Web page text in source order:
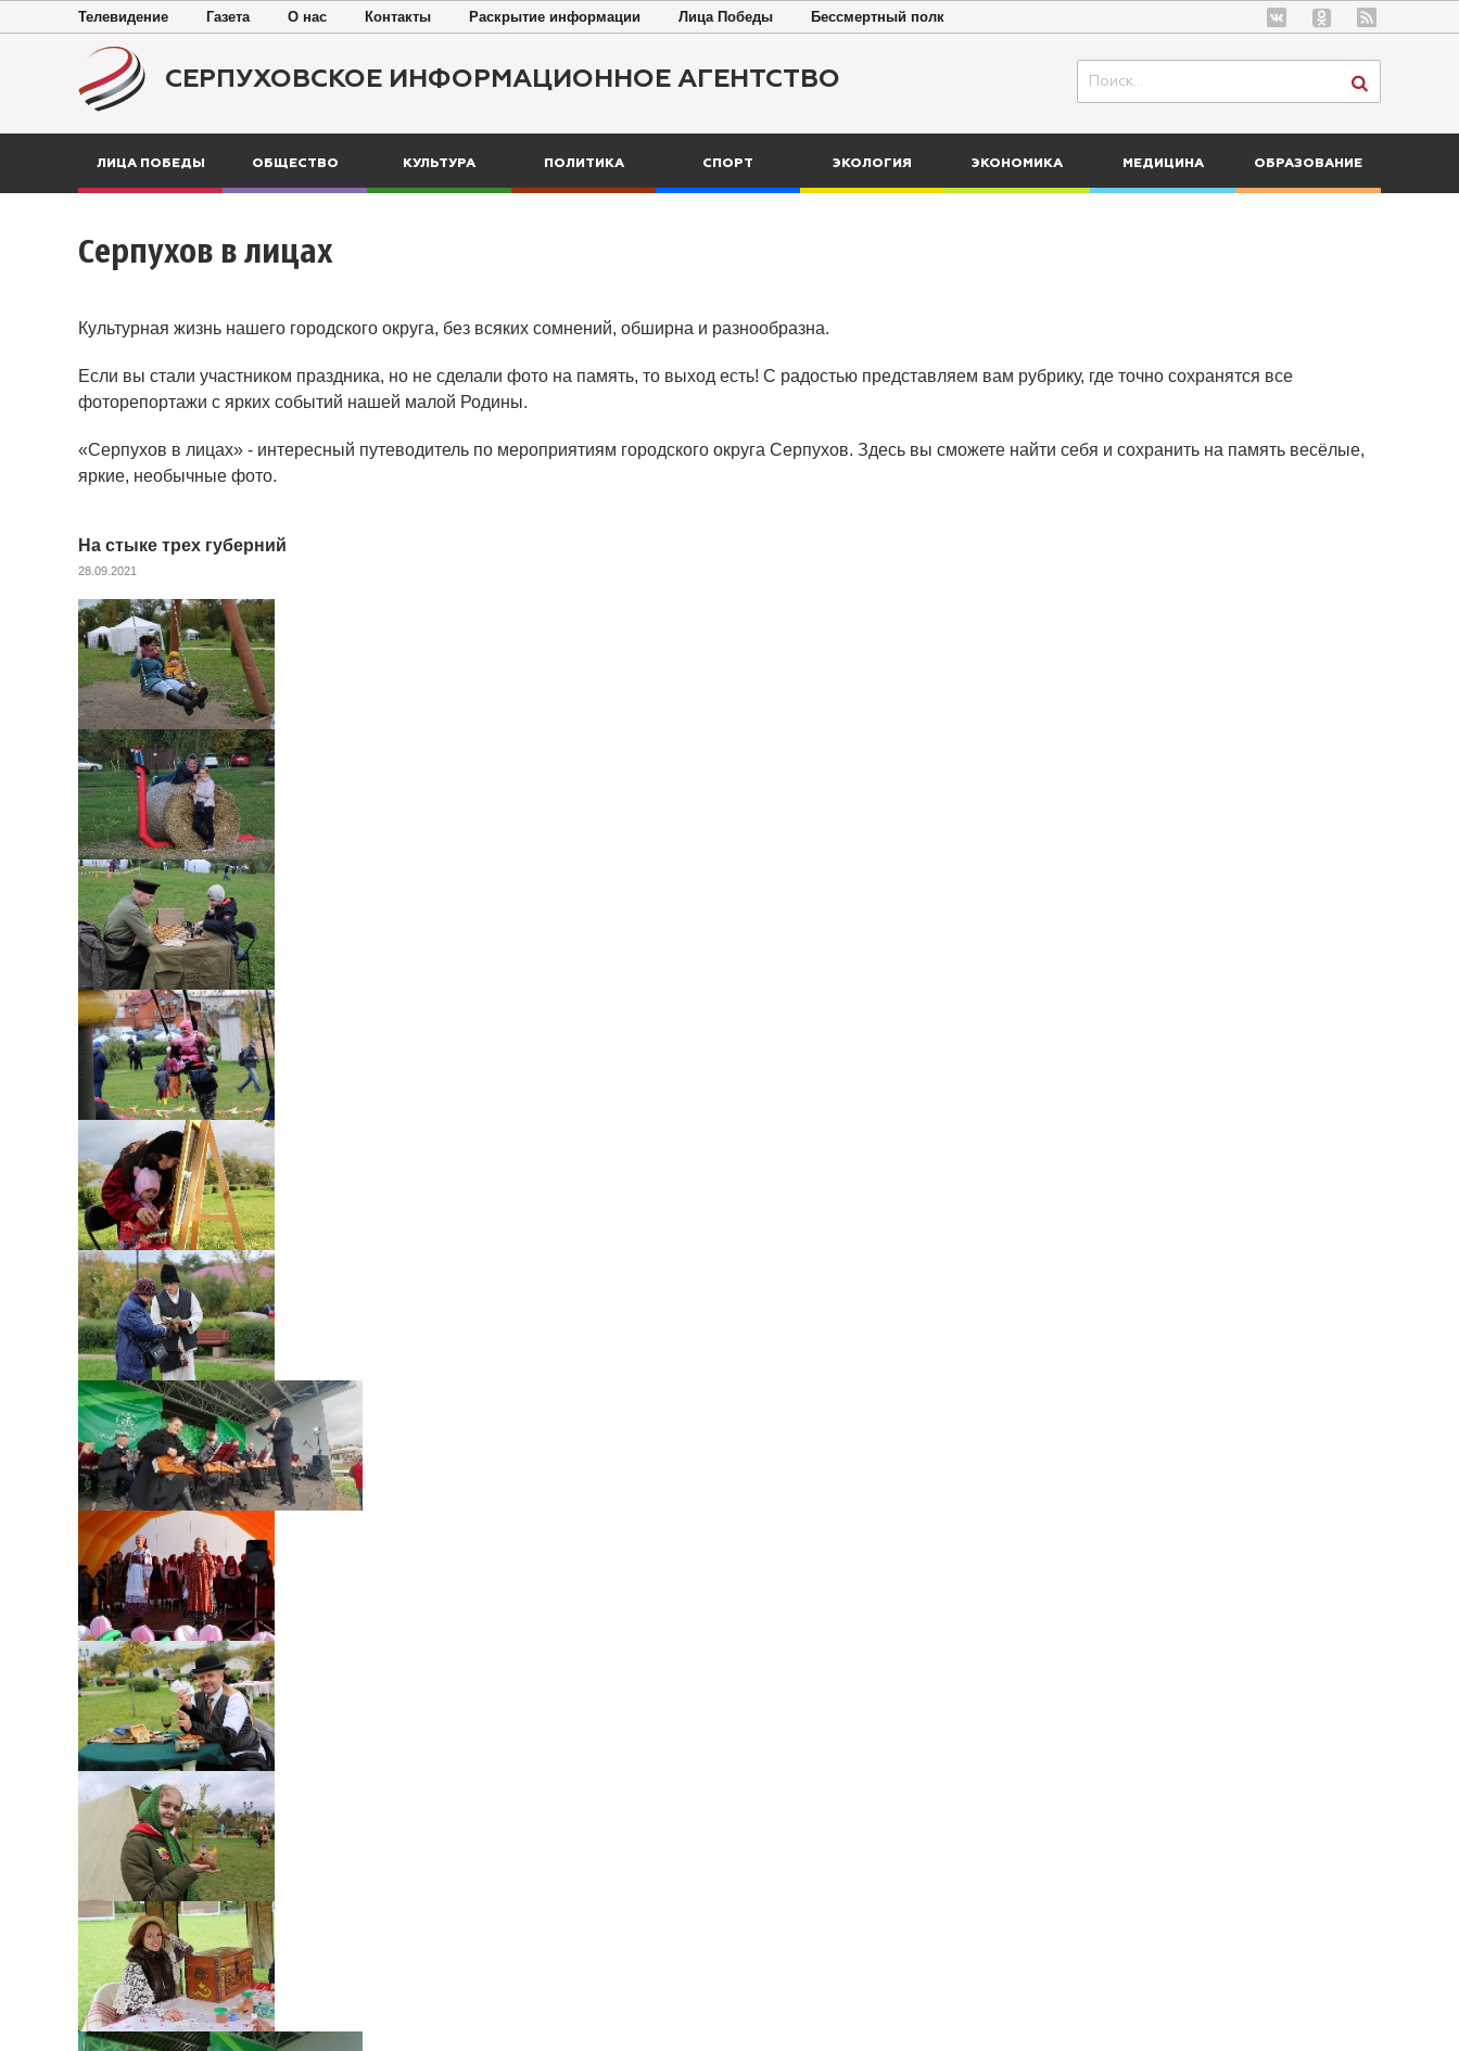
Телевидение Газета О нас Контакты Раскрытие информации Лица Победы Бессмертный полк
СЕРПУХОВСКОЕ ИНФОРМАЦИОННОЕ АГЕНТСТВО
ЛИЦА ПОБЕДЫ ОБЩЕСТВО КУЛЬТУРА ПОЛИТИКА СПОРТ ЭКОЛОГИЯ ЭКОНОМИКА МЕДИЦИНА ОБРАЗОВАНИЕ
Серпухов в лицах
Культурная жизнь нашего городского округа, без всяких сомнений, обширна и разнообразна.
Если вы стали участником праздника, но не сделали фото на память, то выход есть! С радостью представляем вам рубрику, где точно сохранятся все
фоторепортажи с ярких событий нашей малой Родины.
«Серпухов в лицах» - интересный путеводитель по мероприятиям городского округа Серпухов. Здесь вы сможете найти себя и сохранить на память весёлые,
яркие, необычные фото.
На стыке трех губерний
28.09.2021